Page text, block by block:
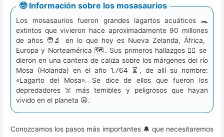
🤓 Información sobre los mosasaurios
Los mosasaurios fueron grandes lagartos acuáticos 🐊
extintos que vivieron hace aproximadamente 90 millones
de años 🧑‍🔬 en lo que hoy es Nueva Zelanda, África,
Europa y Norteamérica 🗺️. Sus primeros hallazgos 🕵️‍♂️ se
dieron en una cantera de caliza sobre los márgenes del río
Mosa (Holanda) en el año 1.764 ⏳, de allí su nombre:
«Lagarto del Mosa». Se dice de ellos que fueron los
depredadores ☠️ más temibles y peligrosos que hayan
vivido en el planeta 😦.
Conozcamos los pasos más importantes 🔔 que necesitaremos